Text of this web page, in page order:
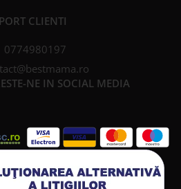
CLIENTI
0774980197
NE IN SOCIAL MEDIA